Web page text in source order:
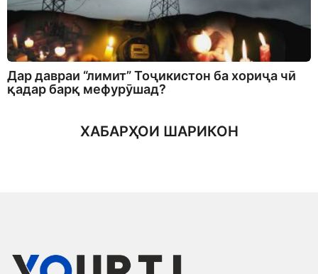
Дар давраи “лимит” Тоҷикистон ба хориҷа чӣ
қадар барқ мефурӯшад?
ХАБАРҲОИ ШАРИКОН